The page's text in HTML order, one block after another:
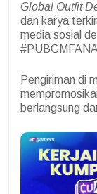
Global Outfit
dan karya
media sosial
Pengiriman di
berlangsung